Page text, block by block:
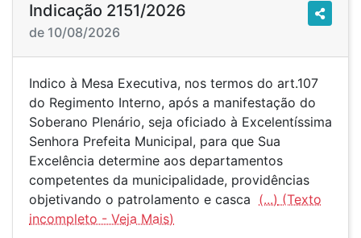
Indicação 2151/2026
de 10/08/2026
Indico à Mesa Executiva, nos termos do art.107
do Regimento Interno, após a manifestação do
Soberano Plenário, seja oficiado à Excelentíssima
Senhora Prefeita Municipal, para que Sua
Excelência determine aos departamentos
competentes da municipalidade, providências
objetivando o patrolamento e casca (...)